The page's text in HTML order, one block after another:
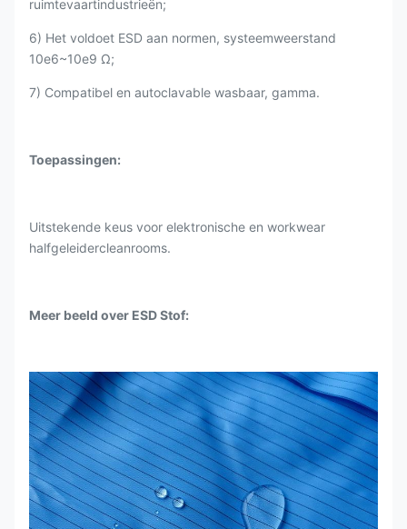
ruimtevaartindustrieën;
6) Het voldoet ESD aan normen, systeemweerstand
10e6~10e9 Ω;
7) Compatibel en autoclavable wasbaar, gamma.
Toepassingen:
Uitstekende keus voor elektronische en workwear
halfgeleidercleanrooms.
Meer beeld over ESD Stof: